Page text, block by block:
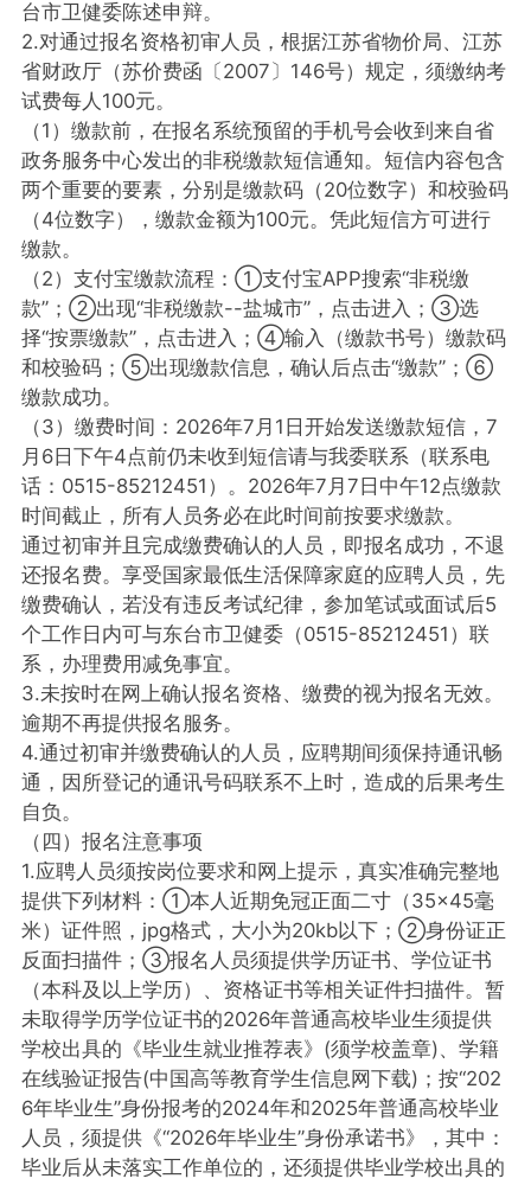
台市卫健委陈述申辩。
2.对通过报名资格初审人员，根据江苏省物价局、江苏
省财政厅（苏价费函〔2007〕146号）规定，须缴纳考
试费每人100元。
（1）缴款前，在报名系统预留的手机号会收到来自省
政务服务中心发出的非税缴款短信通知。短信内容包含
两个重要的要素，分别是缴款码（20位数字）和校验码
（4位数字），缴款金额为100元。凭此短信方可进行
缴款。
（2）支付宝缴款流程：①支付宝APP搜索“非税缴
款”；②出现“非税缴款--盐城市”，点击进入；③选
择“按票缴款”，点击进入；④输入（缴款书号）缴款码
和校验码；⑤出现缴款信息，确认后点击“缴款”；⑥
缴款成功。
（3）缴费时间：2026年7月1日开始发送缴款短信，7
月6日下午4点前仍未收到短信请与我委联系（联系电
话：0515-85212451）。2026年7月7日中午12点缴款
时间截止，所有人员务必在此时间前按要求缴款。
通过初审并且完成缴费确认的人员，即报名成功，不退
还报名费。享受国家最低生活保障家庭的应聘人员，先
缴费确认，若没有违反考试纪律，参加笔试或面试后5
个工作日内可与东台市卫健委（0515-85212451）联
系，办理费用减免事宜。
3.未按时在网上确认报名资格、缴费的视为报名无效。
逾期不再提供报名服务。
4.通过初审并缴费确认的人员，应聘期间须保持通讯畅
通，因所登记的通讯号码联系不上时，造成的后果考生
自负。
（四）报名注意事项
1.应聘人员须按岗位要求和网上提示，真实准确完整地
提供下列材料：①本人近期免冠正面二寸（35×45毫
米）证件照，jpg格式，大小为20kb以下；②身份证正
反面扫描件；③报名人员须提供学历证书、学位证书
（本科及以上学历）、资格证书等相关证件扫描件。暂
未取得学历学位证书的2026年普通高校毕业生须提供
学校出具的《毕业生就业推荐表》(须学校盖章)、学籍
在线验证报告(中国高等教育学生信息网下载)；按“202
6年毕业生”身份报考的2024年和2025年普通高校毕业
人员，须提供《“2026年毕业生”身份承诺书》，其中：
毕业后从未落实工作单位的，还须提供毕业学校出具的